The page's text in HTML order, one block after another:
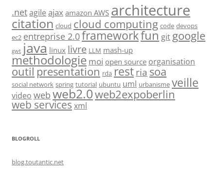
.netagile ajax amazon AWS architecture
citation cloud cloud computing code devops
ec2 entreprise 2.0frameworkfun git google
gwt java linux livre LLM mash-up
methodologie moi open source organisation
outil presentation rda restria soa
social network spring tutorial ubuntu uml urbanisme veille
video web web2.0web2expoberlin
web servicesxml
BLOGROLL
blog.toutantic.net